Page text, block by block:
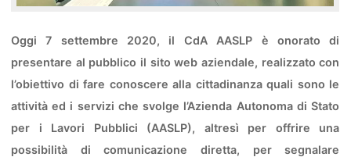
Oggi 7 settembre 2020, il CdA AASLP è onorato di
presentare al pubblico il sito web aziendale, realizzato con
l’obiettivo di fare conoscere alla cittadinanza quali sono le
attività ed i servizi che svolge l’Azienda Autonoma di Stato
per i Lavori Pubblici (AASLP), altresì per offrire una
possibilità di comunicazione diretta, per segnalare